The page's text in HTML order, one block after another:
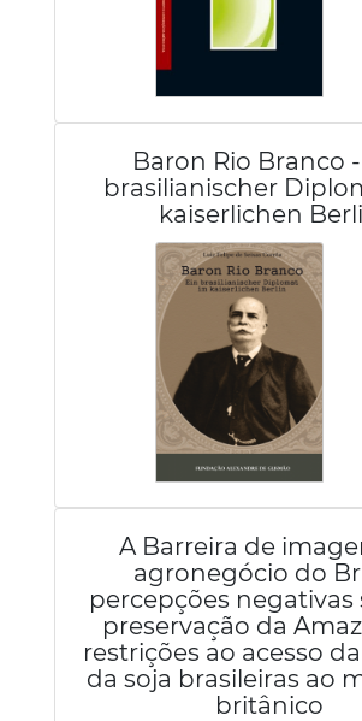
Baron Rio Branco
brasilianischer
kaiserlichen
A Barreira de
agronegócio do
percepções negativas
preservação da
restrições ao acesso
da soja brasileiras ao
britânico